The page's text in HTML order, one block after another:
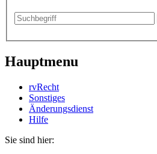
Hauptmenu
rvRecht
Sonstiges
Änderungsdienst
Hil­fe
Sie sind hier: